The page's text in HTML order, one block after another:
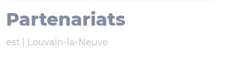
Partenariats
est | Louvain-la-Neuve